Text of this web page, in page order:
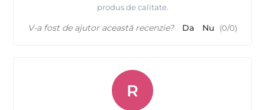
produs de calitate.
V-a fost de ajutor această recenzie? Da Nu (0/0)
R